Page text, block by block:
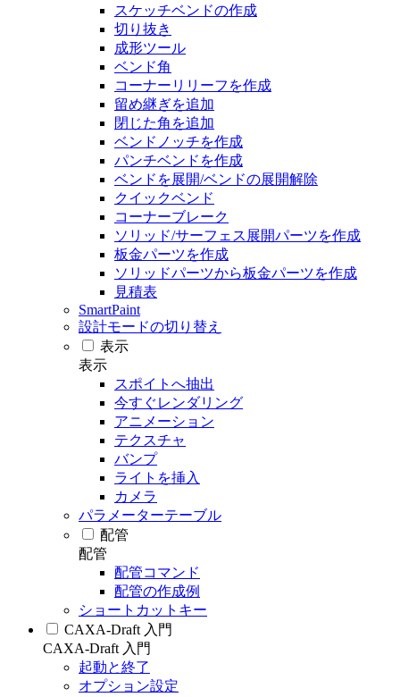
スケッチベンドの作成
切り抜き
成形ツール
ベンド角
コーナーリリーフを作成
留め継ぎを追加
閉じた角を追加
ベンドノッチを作成
パンチベンドを作成
ベンドを展開/ベンドの展開解除
クイックベンド
コーナーブレーク
ソリッド/サーフェス展開パーツを作成
板金パーツを作成
ソリッドパーツから板金パーツを作成
見積表
SmartPaint
設計モードの切り替え
表示
表示
スポイトへ抽出
今すぐレンダリング
アニメーション
テクスチャ
バンプ
ライトを挿入
カメラ
パラメーターテーブル
配管
配管
配管コマンド
配管の作成例
ショートカットキー
CAXA-Draft 入門
CAXA-Draft 入門
起動と終了
オプション設定